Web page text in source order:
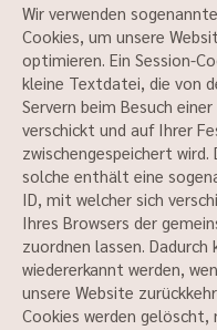
Wir verwenden
Cookies, um unsere
optimieren. Ein Session-
kleine Textdatei, die von
Servern beim Besuch
verschickt und auf Ihrer
zwischengespeichert wird.
solche enthält eine
ID, mit welcher sich
Ihres Browsers der
zuordnen lassen. Dadurch
wiedererkannt werden,
unsere Website
Cookies werden gelöscht,